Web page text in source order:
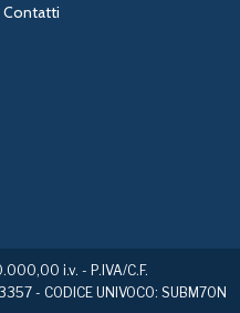
Contatti
i.v. - P.IVA/C.F.
- CODICE UNIVOCO: SUBM70N